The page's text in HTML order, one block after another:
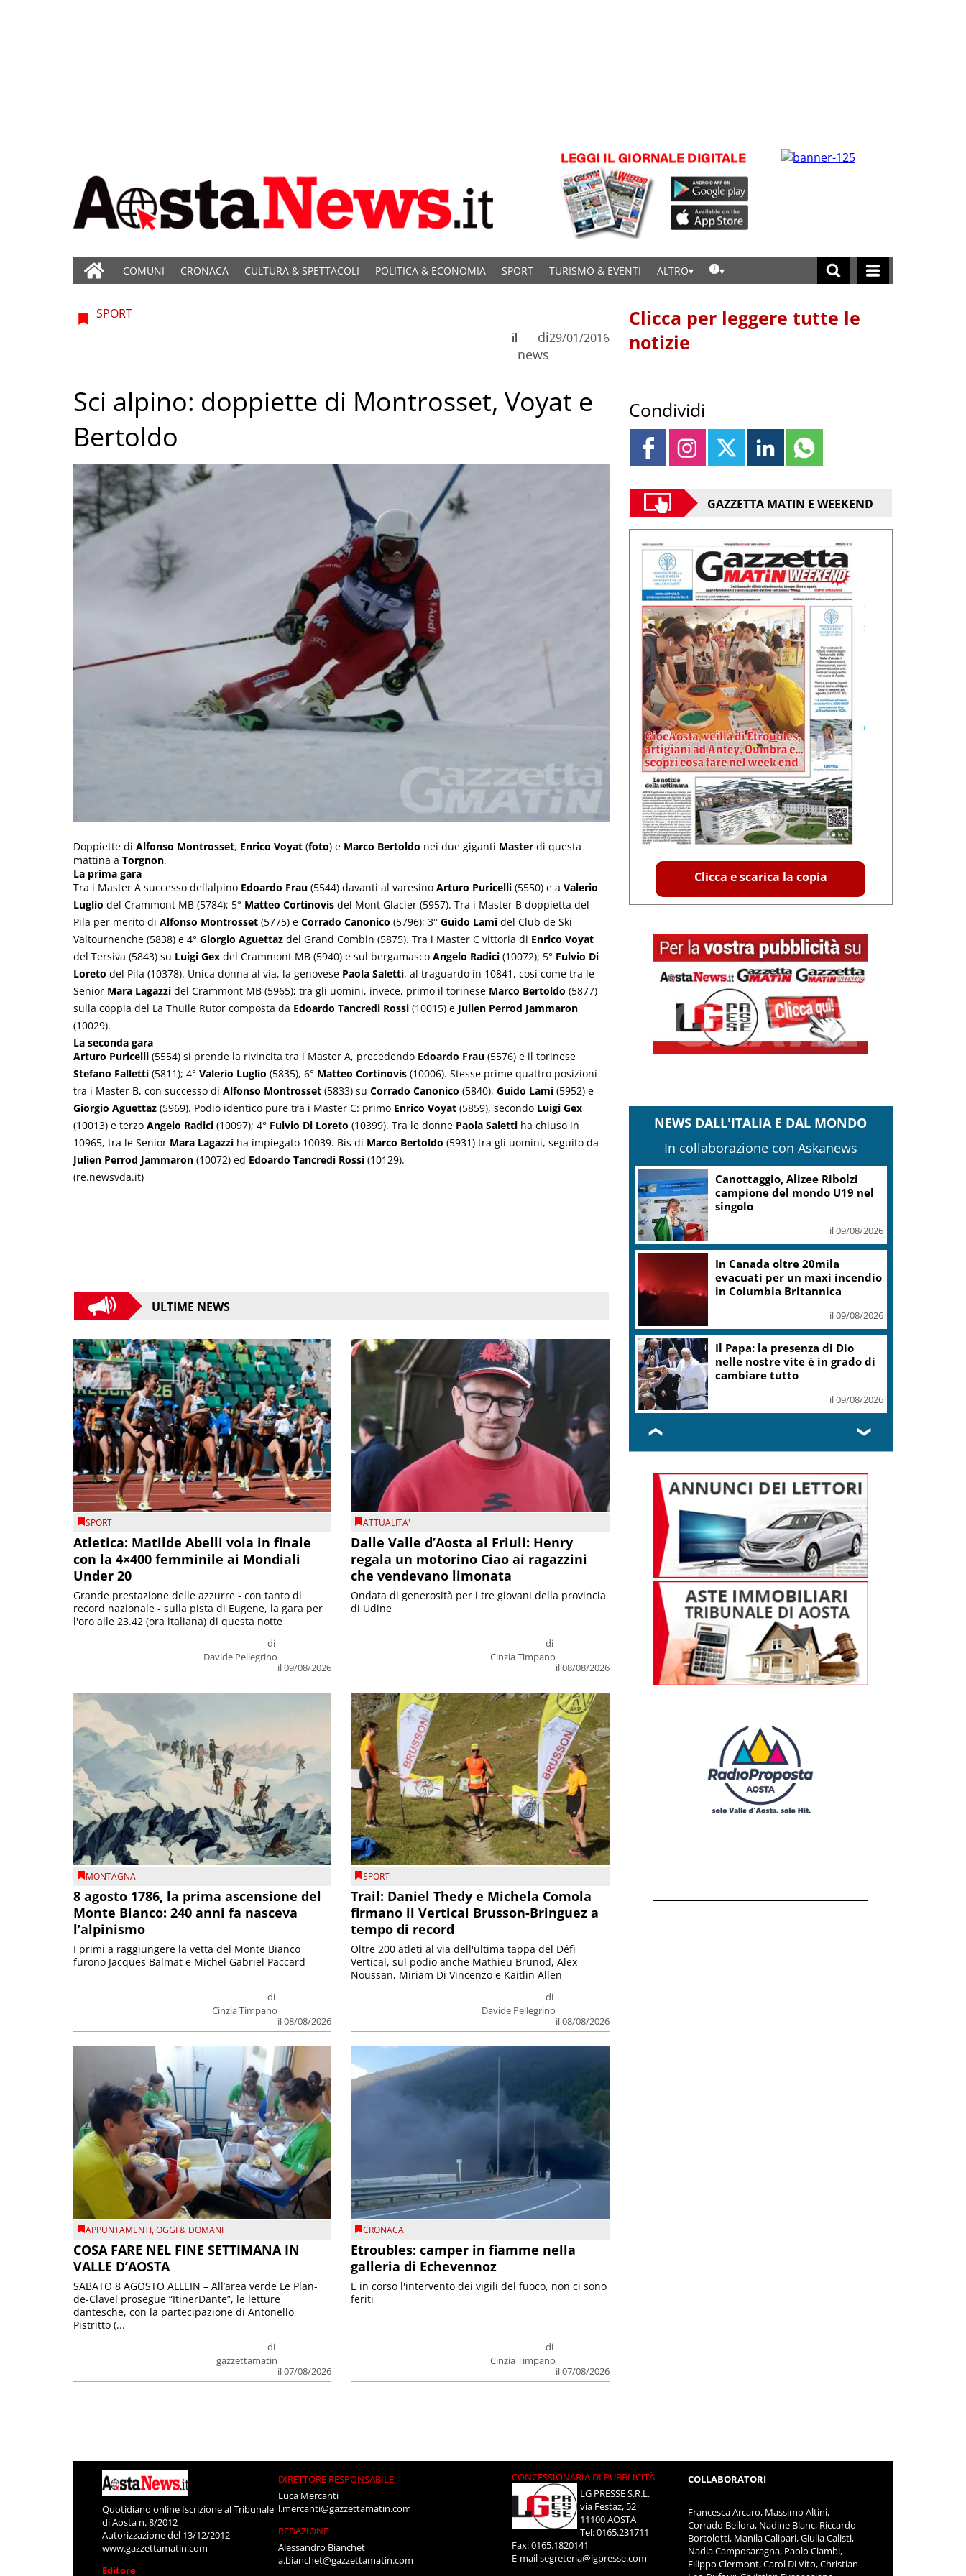
COMUNI CRONACA CULTURA & SPETTACOLI POLITICA & ECONOMIA SPORT TURISMO & EVENTI ALTRO
SPORT
di
news
il 29/01/2016
Sci alpino: doppiette di Montrosset, Voyat e
Bertoldo
Doppiette di Alfonso Montrosset, Enrico Voyat (foto) e Marco Bertoldo nei due giganti Master di questa
mattina a Torgnon.
La prima gara
Tra i Master A successo dellalpino Edoardo Frau (5544) davanti al varesino Arturo Puricelli (5550) e a Valerio
Luglio del Crammont MB (5784); 5° Matteo Cortinovis del Mont Glacier (5957). Tra i Master B doppietta del
Pila per merito di Alfonso Montrosset (5775) e Corrado Canonico (5796); 3° Guido Lami del Club de Ski
Valtournenche (5838) e 4° Giorgio Aguettaz del Grand Combin (5875). Tra i Master C vittoria di Enrico Voyat
del Tersiva (5843) su Luigi Gex del Crammont MB (5940) e sul bergamasco Angelo Radici (10072); 5° Fulvio Di
Loreto del Pila (10378). Unica donna al via, la genovese Paola Saletti, al traguardo in 10841, così come tra le
Senior Mara Lagazzi del Crammont MB (5965); tra gli uomini, invece, primo il torinese Marco Bertoldo (5877)
sulla coppia del La Thuile Rutor composta da Edoardo Tancredi Rossi (10015) e Julien Perrod Jammaron
(10029).
La seconda gara
Arturo Puricelli (5554) si prende la rivincita tra i Master A, precedendo Edoardo Frau (5576) e il torinese
Stefano Falletti (5811); 4° Valerio Luglio (5835), 6° Matteo Cortinovis (10006). Stesse prime quattro posizioni
tra i Master B, con successo di Alfonso Montrosset (5833) su Corrado Canonico (5840), Guido Lami (5952) e
Giorgio Aguettaz (5969). Podio identico pure tra i Master C: primo Enrico Voyat (5859), secondo Luigi Gex
(10013) e terzo Angelo Radici (10097); 4° Fulvio Di Loreto (10399). Tra le donne Paola Saletti ha chiuso in
10965, tra le Senior Mara Lagazzi ha impiegato 10039. Bis di Marco Bertoldo (5931) tra gli uomini, seguito da
Julien Perrod Jammaron (10072) ed Edoardo Tancredi Rossi (10129).
(re.newsvda.it)
ULTIME NEWS
SPORT
Atletica: Matilde Abelli vola in finale
con la 4×400 femminile ai Mondiali
Under 20
di
Davide Pellegrino
il 09/08/2026
Grande prestazione delle azzurre - con tanto di
record nazionale - sulla pista di Eugene, la gara per
l'oro alle 23.42 (ora italiana) di questa notte
ATTUALITA'
Dalle Valle d’Aosta al Friuli: Henry
regala un motorino Ciao ai ragazzini
che vendevano limonata
di
Cinzia Timpano
il 08/08/2026
Ondata di generosità per i tre giovani della provincia
di Udine
MONTAGNA
8 agosto 1786, la prima ascensione del
Monte Bianco: 240 anni fa nasceva
l’alpinismo
di
Cinzia Timpano
il 08/08/2026
I primi a raggiungere la vetta del Monte Bianco
furono Jacques Balmat e Michel Gabriel Paccard
SPORT
Trail: Daniel Thedy e Michela Comola
firmano il Vertical Brusson-Bringuez a
tempo di record
di
Davide Pellegrino
il 08/08/2026
Oltre 200 atleti al via dell'ultima tappa del Défì
Vertical, sul podio anche Mathieu Brunod, Alex
Noussan, Miriam Di Vincenzo e Kaitlin Allen
APPUNTAMENTI,OGGI & DOMANI
COSA FARE NEL FINE SETTIMANA IN
VALLE D’AOSTA
di
gazzettamatin
il 07/08/2026
SABATO 8 AGOSTO ALLEIN – All’area verde Le Plan-
de-Clavel prosegue “ItinerDante”, le letture
dantesche, con la partecipazione di Antonello
Pistritto (...
CRONACA
Etroubles: camper in fiamme nella
galleria di Echevennoz
di
Cinzia Timpano
il 07/08/2026
E in corso l'intervento dei vigili del fuoco, non ci sono
feriti
Clicca per leggere tutte le
notizie
Condividi
GAZZETTA MATIN E WEEKEND
Clicca e scarica la copia
NEWS DALL'ITALIA E DAL MONDO
In collaborazione con Askanews
Nagasaki, 81 anni dopo
l’atomica: “Il nucleare è male
assoluto”
il 09/08/2026
Coldiretti: Filiera bufalina
solida ed in crescita continua
Nals Margreid racconta
l’estate con tre vini simbolo
dell’Alto Adige
il 09/08/2026
❮ ❯
Quotidiano online Iscrizione al Tribunale
di Aosta n. 8/2012
Autorizzazione del 13/12/2012
www.gazzettamatin.com
Editore
DIRETTORE RESPONSABILE
Luca Mercanti
l.mercanti@gazzettamatin.com
REDAZIONE
Alessandro Bianchet
a.bianchet@gazzettamatin.com
CONCESSIONARIA DI PUBBLICITÀ
LG PRESSE S.R.L.
via Festaz, 52
11100 AOSTA
Tel: 0165.231711
Fax: 0165.1820141
E-mailsegreteria@lgpresse.com
COLLABORATORI
Francesca Arcaro, Massimo Altini,
Corrado Bellora, Nadine Blanc, Riccardo
Bortolotti, Manila Calipari, Giulia Calisti,
Nadia Camposaragna, Paolo Ciambi,
Filippo Clermont, Carol Di Vito, Christian